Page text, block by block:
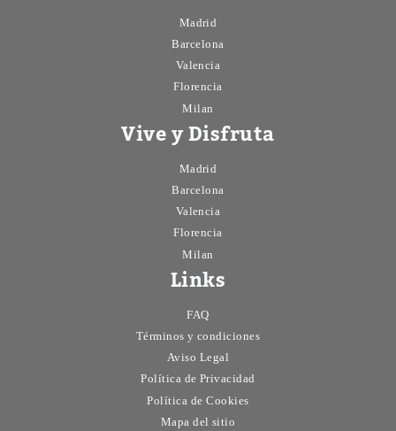
Madrid
Barcelona
Valencia
Florencia
Milan
Vive y Disfruta
Madrid
Barcelona
Valencia
Florencia
Milan
Links
FAQ
Términos y condiciones
Aviso Legal
Política de Privacidad
Política de Cookies
Mapa del sitio